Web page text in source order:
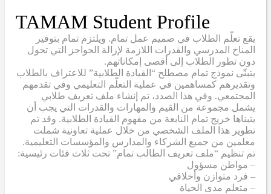
TAMAM Student Profile
يقع تعلّم الطلاب في صميم عمل تمام. ويلتزم تمام بتوفير
المناخ المدرسي والقدرات اللازمة لإزالة الحواجز التي تحول
دون تطور الطلاب إلى أقصى إمكاناتهم.
يتبنّى نموذج تمام مصطلح “القيادة الطلابية” للاعتراف بالطلاب
وتقديرهم كمساهمين في عملية التعلّم التعليمي وفي تقدمهم
المجتمعي. وفي هذا الصدد، تم إنشاء ملف تعريف طلابي
يشمل مجموعة من القيم والمهارات والقدرات التي يجب أن
يتبناها خريج تمام النابعة من مفهوم القيادة الطلابية. وقد تم
تطوير هذا الملف الشخصي من خلال عملية تعاونية شملت
معلمين من جميع الشركاء والمدارس والمؤسسات التعليمية.
تم تنظيم “ملف تعريف الطالب تمام” تحت ثلاث فئات رئيسية:
– مواطن مسؤول
– فرد متوازن وأخلاقي
– متعلم مدى الحياة